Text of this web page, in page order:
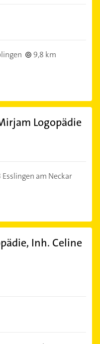
9,8 km
Logopädie
am Neckar
Inh. Celine